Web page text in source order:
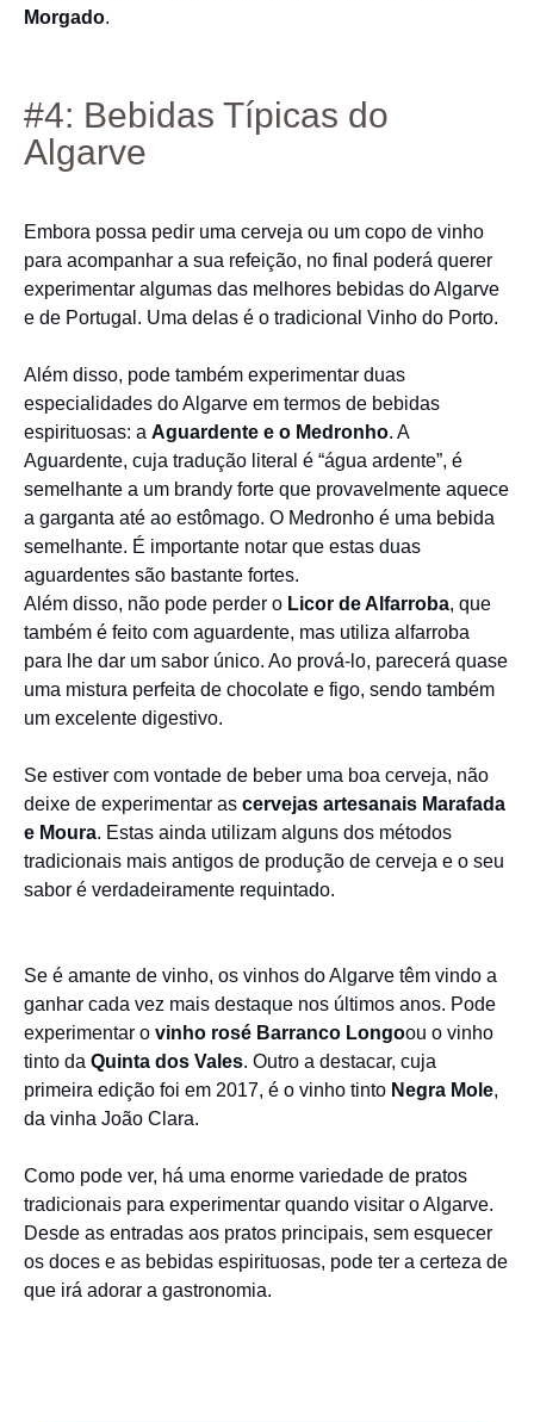
Morgado.
#4: Bebidas Típicas do
Algarve
Embora possa pedir uma cerveja ou um copo de vinho
para acompanhar a sua refeição, no final poderá querer
experimentar algumas das melhores bebidas do Algarve
e de Portugal. Uma delas é o tradicional Vinho do Porto.
Além disso, pode também experimentar duas
especialidades do Algarve em termos de bebidas
espirituosas: a Aguardente e o Medronho. A
Aguardente, cuja tradução literal é “água ardente”, é
semelhante a um brandy forte que provavelmente aquece
a garganta até ao estômago. O Medronho é uma bebida
semelhante. É importante notar que estas duas
aguardentes são bastante fortes.
Além disso, não pode perder o Licor de Alfarroba, que
também é feito com aguardente, mas utiliza alfarroba
para lhe dar um sabor único. Ao prová-lo, parecerá quase
uma mistura perfeita de chocolate e figo, sendo também
um excelente digestivo.
Se estiver com vontade de beber uma boa cerveja, não
deixe de experimentar as cervejas artesanais Marafada
e Moura. Estas ainda utilizam alguns dos métodos
tradicionais mais antigos de produção de cerveja e o seu
sabor é verdadeiramente requintado.
Se é amante de vinho, os vinhos do Algarve têm vindo a
ganhar cada vez mais destaque nos últimos anos. Pode
experimentar o vinho rosé Barranco Longoou o vinho
tinto da Quinta dos Vales. Outro a destacar, cuja
primeira edição foi em 2017, é o vinho tinto Negra Mole,
da vinha João Clara.
Como pode ver, há uma enorme variedade de pratos
tradicionais para experimentar quando visitar o Algarve.
Desde as entradas aos pratos principais, sem esquecer
os doces e as bebidas espirituosas, pode ter a certeza de
que irá adorar a gastronomia.